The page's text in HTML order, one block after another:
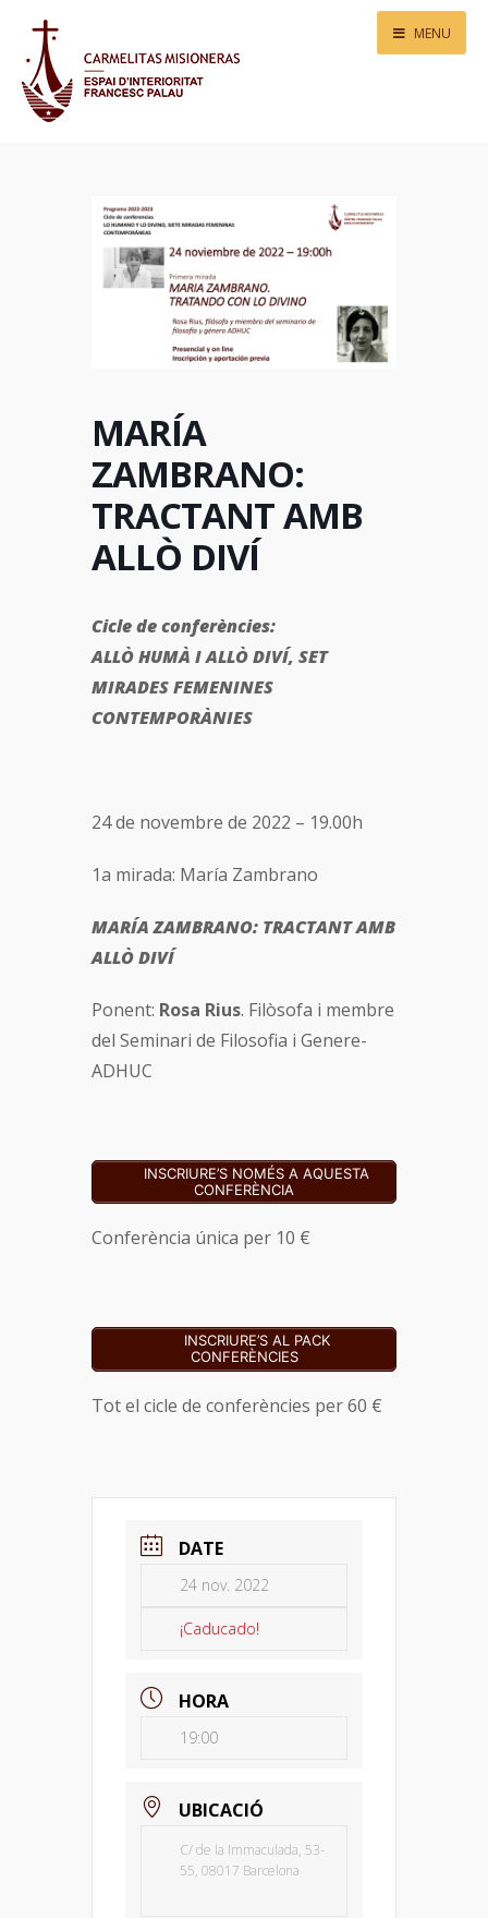
MENU
MARÍA
ZAMBRANO:
TRACTANT AMB
ALLÒ DIVÍ
Cicle de conferències:
ALLÒ HUMÀ I ALLÒ DIVÍ, SET
MIRADES FEMENINES
CONTEMPORÀNIES
24 de novembre de 2022 – 19.00h
1a mirada: María Zambrano
MARÍA ZAMBRANO: TRACTANT AMB
ALLÒ DIVÍ
Ponent: Rosa Rius. Filòsofa i membre
del Seminari de Filosofia i Genere-
ADHUC
INSCRIURE’S NOMÉS A AQUESTA
CONFERÈNCIA
Conferència única per 10 €
INSCRIURE’S AL PACK
CONFERÈNCIES
Tot el cicle de conferències per 60 €
DATE
24 nov. 2022
¡Caducado!
HORA
19:00
UBICACIÓ
C/ de la Immaculada, 53-
55, 08017 Barcelona